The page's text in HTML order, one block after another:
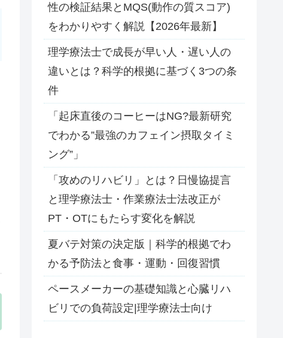
性の検証結果とMQS(動作の質スコア)
をわかりやすく解説【2026年最新】
理学療法士で成長が早い人・遅い人の
違いとは？科学的根拠に基づく3つの条
件
「起床直後のコーヒーはNG?最新研究
でわかる”最強のカフェイン摂取タイミ
ング”」
「攻めのリハビリ」とは？日慢協提言
と理学療法士・作業療法士法改正が
PT・OTにもたらす変化を解説
夏バテ対策の決定版｜科学的根拠でわ
かる予防法と食事・運動・回復習慣
ペースメーカーの基礎知識と心臓リハ
ビリでの負荷設定|理学療法士向け